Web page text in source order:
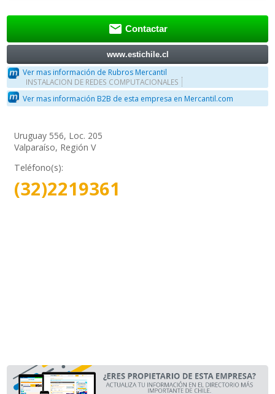
 Contactar
www.estichile.cl
Ver mas información de Rubros Mercantil
INSTALACION DE REDES COMPUTACIONALES
Ver mas información B2B de esta empresa en Mercantil.com
Uruguay 556, Loc. 205
Valparaíso, Región V
Teléfono(s):
(32)2219361